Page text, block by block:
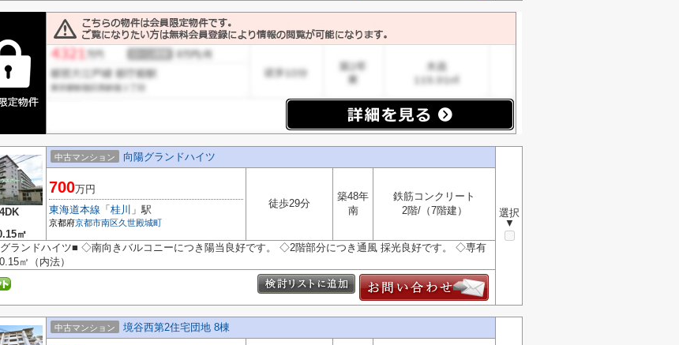
4DK
㎡
中古マンション 向陽グランドハイツ
選択
▼
700万円
東海道本線 「 桂川 」駅
京都府京都市南区久世殿城町
徒歩29分
築48年
南
鉄筋コンクリート
2階/（7階建）
ランドハイツ■ ◇南向きバルコニーにつき陽当良好です。 ◇2階部分につき通風 採光良好です。 ◇専有
㎡（内法）
中古マンション 境谷西第2住宅団地 8棟